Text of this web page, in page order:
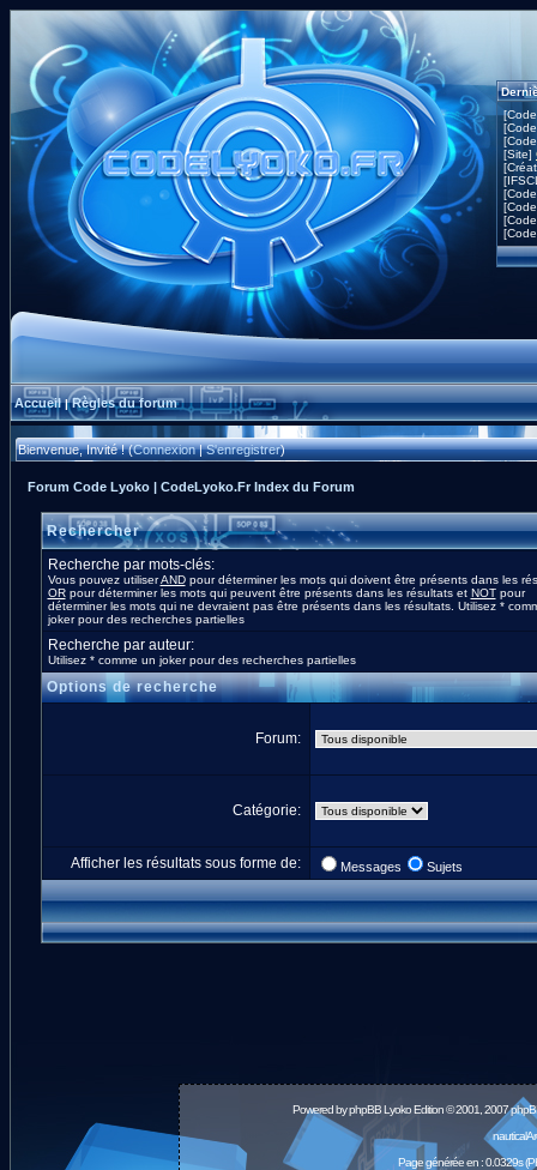
[Site]
Accueil|Règles du forum
Bienvenue, Invité ! (Connexion|S'enregistrer)
Forum Code Lyoko | CodeLyoko.Fr Index du Forum
Rechercher
Recherche par mots-clés:
Vous pouvez utiliserANDpour déterminer les mots qui doivent être présents dans les
ORpour déterminer les mots qui peuvent être présents dans les résultats et NOTpour
déterminer les mots qui ne devraient pas être présents dans les résultats. Utilisez *
joker pour des recherches partielles
Recherche par auteur:
Utilisez * comme un joker pour des recherches partielles
Options de recherche
Forum:
Catégorie:
Afficher les résultats sous forme de: Messages Sujets
Powered byphpBBLyoko Edition © 2001, 2007
Page générée en : 0.0329s